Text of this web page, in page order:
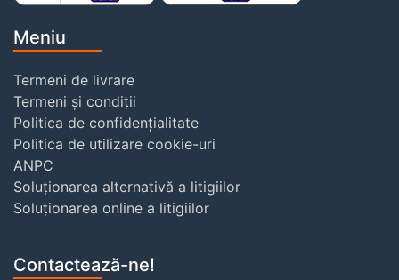
Meniu
Termeni de livrare
Termeni și condiții
Politica de confidențialitate
Politica de utilizare cookie-uri
ANPC
Soluționarea alternativă a litigiilor
Soluționarea online a litigiilor
Contactează-ne!